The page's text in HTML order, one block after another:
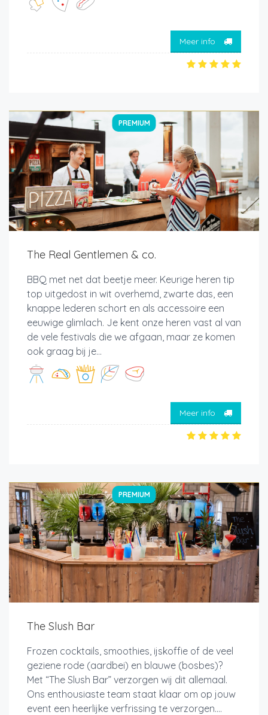
Meer info
PREMIUM
The Real Gentlemen & co.
BBQ met net dat beetje meer. Keurige heren tip
top uitgedost in wit overhemd, zwarte das, een
knappe lederen schort en als accessoire een
eeuwige glimlach. Je kent onze heren vast al van
de vele festivals die we afgaan, maar ze komen
ook graag bij je...
Meer info
PREMIUM
The Slush Bar
Frozen cocktails, smoothies, ijskoffie of de veel
geziene rode (aardbei) en blauwe (bosbes)?
Met “The Slush Bar” verzorgen wij dit allemaal.
Ons enthousiaste team staat klaar om op jouw
event een heerlijke verfrissing te verzorgen....